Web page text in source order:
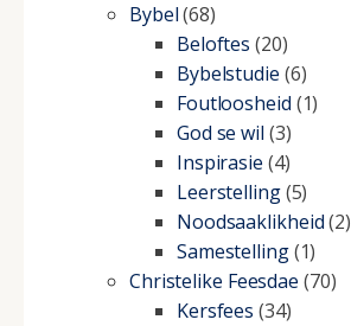
Bybel(68)
Beloftes (20)
Bybelstudie (6)
Foutloosheid (1)
God se wil (3)
Inspirasie (4)
Leerstelling(5)
Noodsaaklikheid(2)
Samestelling(1)
Christelike Feesdae (70)
Kersfees (34)